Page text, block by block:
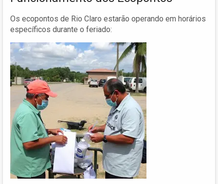
Os ecopontos de Rio Claro estarão operando em horários
específicos durante o feriado: